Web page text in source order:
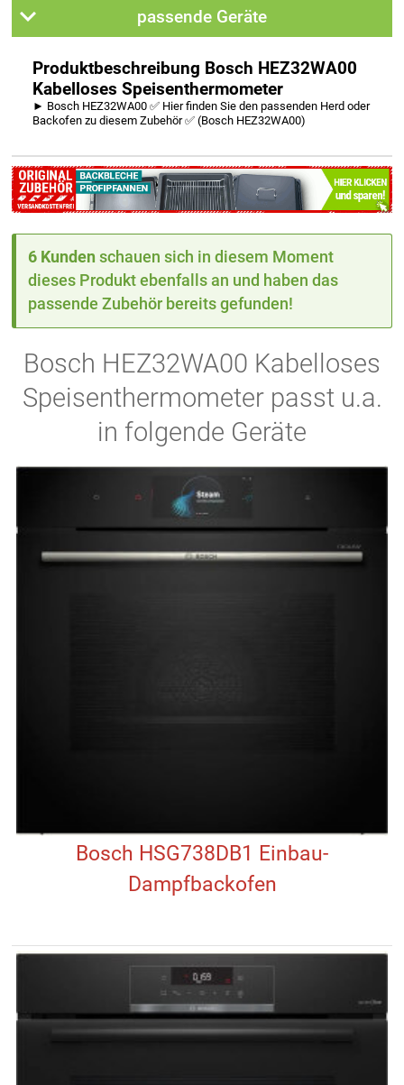
passende Geräte
Produktbeschreibung Bosch HEZ32WA00
Kabelloses Speisenthermometer
► Bosch HEZ32WA00 ✅ Hier finden Sie den passenden Herd oder
Backofen zu diesem Zubehör ✅ (Bosch HEZ32WA00)
6 Kunden schauen sich in diesem Moment
dieses Produkt ebenfalls an und haben das
passende Zubehör bereits gefunden!
Bosch HEZ32WA00 Kabelloses
Speisenthermometer passt u.a.
in folgende Geräte
Bosch HSG738DB1 Einbau-
Dampfbackofen